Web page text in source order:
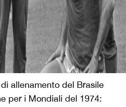
allenamento del Brasile
per i Mondiali del 1974: